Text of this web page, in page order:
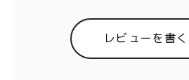
レビューを書く